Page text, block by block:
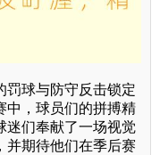
罚球与防守反击锁定
中，球员们的拼搏精
迷们奉献了一场视觉
并期待他们在季后赛